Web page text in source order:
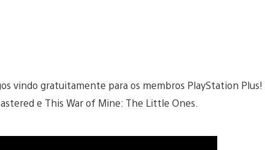
vindo gratuitamente para os membros PlayStation Plus!
e This War of Mine: The Little Ones.